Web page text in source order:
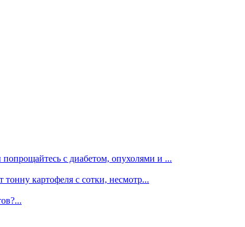
с диабетом, опухолями и ...
картофеля с сотки, несмотр...